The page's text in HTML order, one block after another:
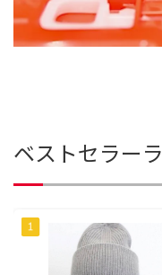
ベストセラー